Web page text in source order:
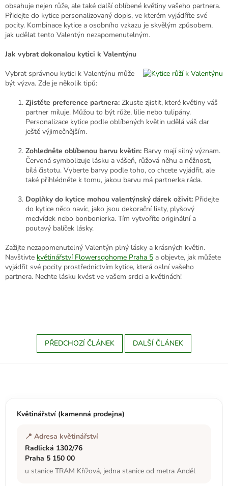
obsahuje nejen růže, ale také další oblíbené květiny vašeho partnera.
Přidejte do kytice personalizovaný dopis, ve kterém vyjádříte své
pocity. Kombinace kytice a osobního vzkazu je skvělým způsobem,
jak udělat tento Valentýn nezapomenutelným.
Jak vybrat dokonalou kytici k Valentýnu
Vybrat správnou kytici k Valentýnu může
být výzva. Zde je několik tipů:
Zjistěte preference partnera: Zkuste zjistit, které květiny váš
partner miluje. Můžou to být růže, lilie nebo tulipány.
Personalizace kytice podle oblíbených květin udělá váš dar
ještě výjimečnějším.
Zohledněte oblíbenou barvu květin: Barvy mají silný význam.
Červená symbolizuje lásku a vášeň, růžová něhu a něžnost,
bílá čistotu. Vyberte barvy podle toho, co chcete vyjádřit, ale
také přihlédněte k tomu, jakou barvu má partnerka ráda.
Doplňky do kytice mohou valentýnský dárek oživit: Přidejte
do kytice něco navíc, jako jsou dekorační listy, plyšový
medvídek nebo bonbonierka. Tím vytvoříte originální a
poutavý balíček lásky.
Zažijte nezapomenutelný Valentýn plný lásky a krásných květin.
Navštivte květinářství Flowersgohome Praha 5 a objevte, jak můžete
vyjádřit své pocity prostřednictvím kytice, která oslní vašeho
partnera. Nechte lásku kvést ve vašem srdci a květinách!
PŘEDCHOZÍ ČLÁNEK DALŠÍ ČLÁNEK
Z
Květinářství (kamenná prodejna)
📍 Adresa květinářství
Radlická 1302/76
Praha 5 150 00
u stanice TRAM Křížová, jedna stanice od metra Anděl